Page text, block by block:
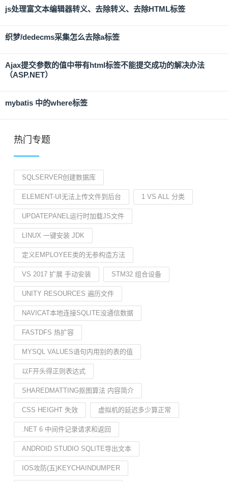
js处理富文本编辑器转义、去除转义、去除HTML标签
织梦/dedecms采集怎么去除a标签
Ajax提交参数的值中带有html标签不能提交成功的解决办法
（ASP.NET）
mybatis 中的where标签
热门专题
SQLSERVER创建数据库
ELEMENT-UI无法上传文件到后台 1 VS ALL 分类
UPDATEPANEL运行时加载JS文件
LINUX 一键安装 JDK
定义EMPLOYEE类的无参构造方法
VS 2017 扩展 手动安装 STM32 组合设备
UNITY RESOURCES 遍历文件
NAVICAT本地连接SQLITE没通信数据
FASTDFS 热扩容
MYSQL VALUES语句内用别的表的值
以F开头得正则表达式
SHAREDMATTING抠图算法 内容简介
CSS HEIGHT 失效 虚拟机的延迟多少算正常
.NET 6 中间件记录请求和返回
ANDROID STUDIO SQLITE导出文本
IOS攻防(五)KEYCHAINDUMPER